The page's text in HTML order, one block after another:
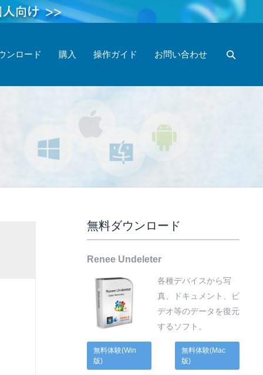
ンロード 購入 操作ガイド お問い合わせ
無料ダウンロード
Renee Undeleter
各種デバイスから写
真、ドキュメント、ビ
デオ等のデータを復元
するソフト。
無料体験(Win
版)
無料体験(Mac
版)